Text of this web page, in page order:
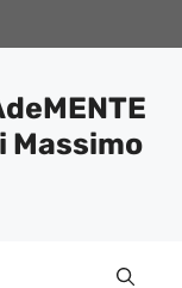
Massimo